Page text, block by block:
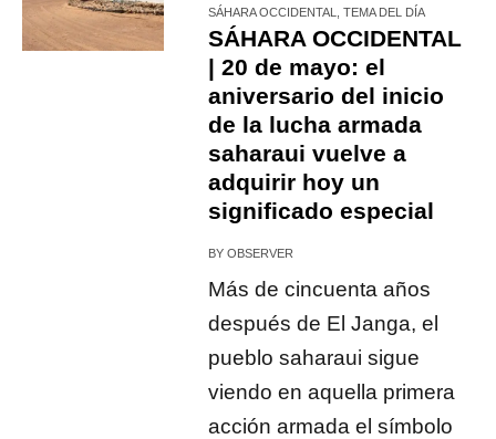
SÁHARA OCCIDENTAL
,TEMA DEL DÍA
SÁHARA OCCIDENTAL
| 20 de mayo: el
aniversario del inicio
de la lucha armada
saharaui vuelve a
adquirir hoy un
significado especial
BYOBSERVER
Más de cincuenta años
después de El Janga, el
pueblo saharaui sigue
viendo en aquella primera
acción armada el símbolo